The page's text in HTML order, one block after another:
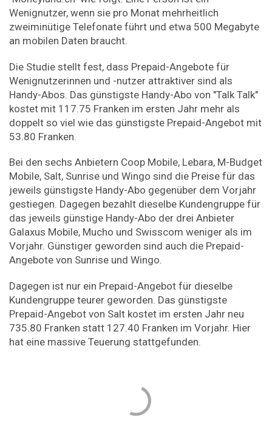
Wenignutzer, wenn sie pro Monat mehrheitlich
zweiminütige Telefonate führt und etwa 500 Megabyte
an mobilen Daten braucht.
Die Studie stellt fest, dass Prepaid-Angebote für
Wenignutzerinnen und -nutzer attraktiver sind als
Handy-Abos. Das günstigste Handy-Abo von "Talk Talk"
kostet mit 117.75 Franken im ersten Jahr mehr als
doppelt so viel wie das günstigste Prepaid-Angebot mit
53.80 Franken.
Bei den sechs Anbietern Coop Mobile, Lebara, M-Budget
Mobile, Salt, Sunrise und Wingo sind die Preise für das
jeweils günstigste Handy-Abo gegenüber dem Vorjahr
gestiegen. Dagegen bezahlt dieselbe Kundengruppe für
das jeweils günstige Handy-Abo der drei Anbieter
Galaxus Mobile, Mucho und Swisscom weniger als im
Vorjahr. Günstiger geworden sind auch die Prepaid-
Angebote von Sunrise und Wingo.
Dagegen ist nur ein Prepaid-Angebot für dieselbe
Kundengruppe teurer geworden. Das günstigste
Prepaid-Angebot von Salt kostet im ersten Jahr neu
735.80 Franken statt 127.40 Franken im Vorjahr. Hier
hat eine massive Teuerung stattgefunden.